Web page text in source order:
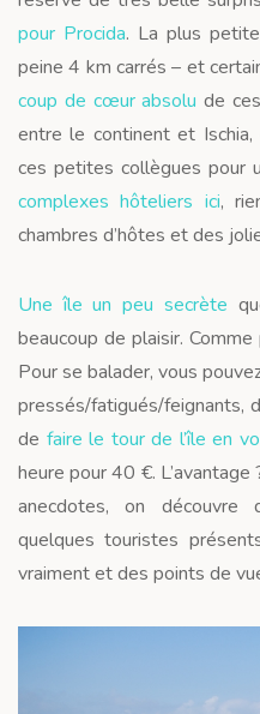
pour Procida. La plus
peine 4 km carrés – et
coup de cœur absolu de
entre le continent et
ces petites collègues pour
complexes hôteliers ici,
chambres d’hôtes et des
Une île un peu secrète
beaucoup de plaisir.
Pour se balader, vous
pressés/fatigués/feignants,
de faire le tour de l’île en
heure pour 40 €.
anecdotes, on
quelques touristes
vraiment et des points de